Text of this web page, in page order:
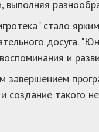
выполняя
стало
досуга.
и
завершением
такого